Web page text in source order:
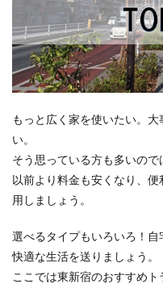
もっと広く家を使いたい。
い。
そう思っている方も多いので
以前より料金も安くなり、
用しましょう。
選べるタイプもいろいろ！自
快適な生活を送りましょう。
ここでは東新宿のおすすめ